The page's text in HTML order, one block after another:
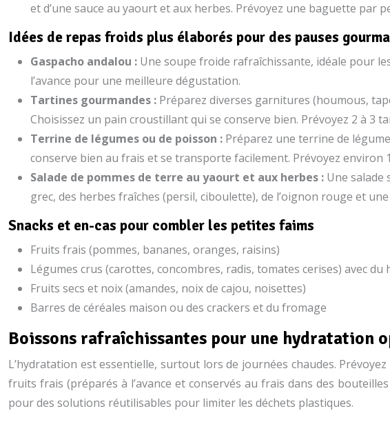
et d’une sauce au yaourt et aux herbes. Prévoyez une baguette par
Idées de repas froids plus élaborés pour des pauses
Gaspacho andalou : Une soupe froide rafraîchissante, idéale pour
l’avance pour une meilleure dégustation.
Tartines gourmandes : Préparez diverses garnitures (houmous,
Choisissez un pain croustillant qui se conserve bien. Prévoyez 2 à 3
Terrine de légumes ou de poisson : Préparez une terrine de
conserve bien au frais et se transporte facilement. Prévoyez environ
Salade de pommes de terre au yaourt et aux herbes : Une salade
grec, des herbes fraîches (persil, ciboulette), de l’oignon rouge et
Snacks et en-cas pour combler les petites faims
Fruits frais (pommes, bananes, oranges, raisins)
Légumes crus (carottes, concombres, radis, tomates cerises) avec
Fruits secs et noix (amandes, noix de cajou, noisettes)
Barres de céréales maison ou des crackers et du fromage
Boissons rafraîchissantes pour une hydratation
L’hydratation est essentielle, surtout lors de journées chaudes.
fruits frais (préparés à l’avance et conservés au frais dans des
pour des solutions réutilisables pour limiter les déchets plastiques.